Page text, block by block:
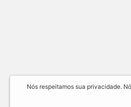
Nós respeitamos sua privacidade.